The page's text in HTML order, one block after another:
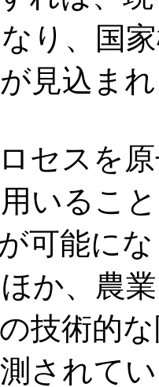
り、国
見込ま
セスを
いるこ
可能に
か、農
技術的
されて